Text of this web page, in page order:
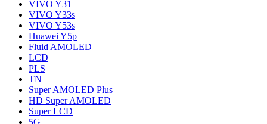
VIVO Y31
VIVO Y33s
VIVO Y53s
Huawei Y5p
Fluid AMOLED
LCD
PLS
TN
Super AMOLED Plus
HD Super AMOLED
Super LCD
5G